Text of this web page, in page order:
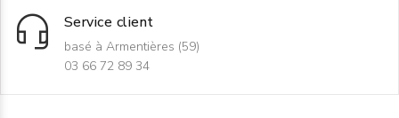
Service client
basé à Armentières (59)
03 66 72 89 34